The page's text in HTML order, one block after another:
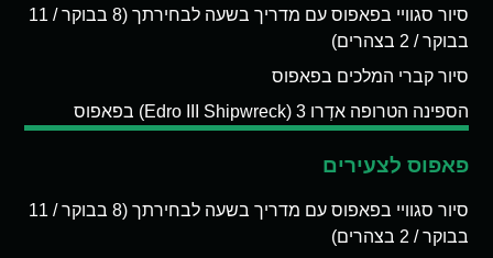
סיור סגוויי בפאפוס עם מדריך בשעה לבחירתך (8 בבוקר / 11
בבוקר / 2 בצהרים)
סיור קברי המלכים בפאפוס
הספינה הטרופה אדְרו 3 (Edro III Shipwreck) בפאפוס
פאפוס לצעירים
סיור סגוויי בפאפוס עם מדריך בשעה לבחירתך (8 בבוקר / 11
בבוקר / 2 בצהרים)